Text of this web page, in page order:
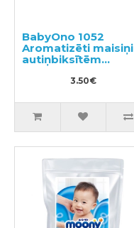
BabyOno 1052
Aromatizēti maisiņi
autiņbiksītēm
100gab
3.50€